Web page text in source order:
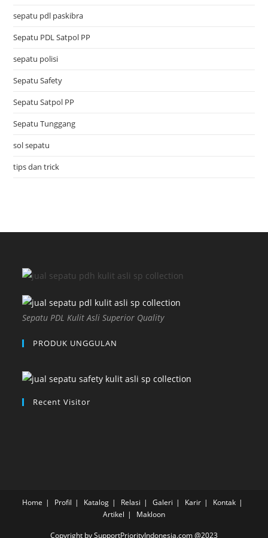
sepatu pdl paskibra
Sepatu PDL Satpol PP
sepatu polisi
Sepatu Safety
Sepatu Satpol PP
Sepatu Tunggang
sol sepatu
tips dan trick
Sepatu PDL Kulit Asli Superior Quality
PRODUK UNGGULAN
Recent Visitor
Home Profil Katalog Relasi Galeri Karir
Kontak
Artikel
Makloon
Copyright by SupportPriorityIndonesia.com @2023